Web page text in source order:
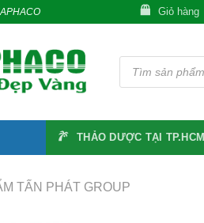
Giỏ hàng
Tìm
kiếm
phẩm
THẢO DƯỢC TẠI TP.HCM
TẤN PHÁT GROUP